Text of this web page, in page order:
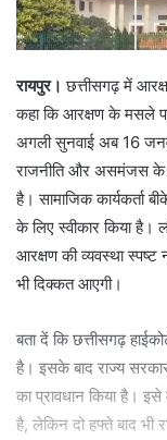
रायपुर। छत्तीसगढ़ में
कहा कि आरक्षण के मसले
अगली सुनवाई अब 16
राजनीति और असमंजस के
है। सामाजिक कार्यकर्ता
के लिए स्वीकार किया है।
आरक्षण की व्यवस्था स्पष्ट
भी दिक्कत आएगी।
बता दें कि छत्तीसगढ़
है। इसके बाद राज्य
का प्रावधान किया है।
है, लेकिन दो हफ्ते बाद भी